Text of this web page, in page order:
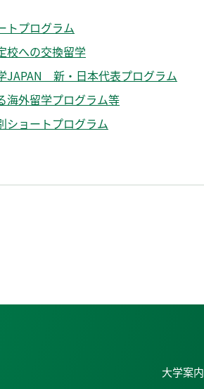
トプログラム
校への交換留学
JAPAN 新・日本代表プログラム
海外留学プログラム等
ショートプログラム
大学案内